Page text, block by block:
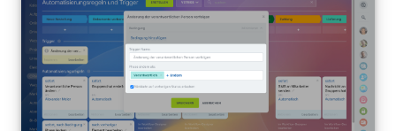
Allgemeine Fragen
On-Premise Version